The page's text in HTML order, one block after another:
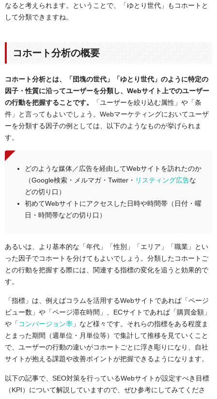
なると考えられます。ということで、「ゆとり世代」もコホートと
して分類できますね。
コホート分析の概要
コホート分析とは、「団塊の世代」「ゆとり世代」のように特定の
因子・性質に沿ってユーザーを分類し、Webサイト上でのユーザー
の行動を把握することです。
「ユーザーを絞り込む属性」や「条
件」と言ってもよいでしょう。Webマーケティングにおいてユーザ
ーを分類する因子の例としては、以下のようなものが挙げられま
す。
どのような媒体／広告を経由してWebサイトを訪れたのか
（Google検索・メルマガ・Twitter・ リスティング広告な
どの切り口）
初めてWebサイトにアクセスした日時や時間帯（日付・曜
日・時間帯などの切り口）
あるいは、より基本的な「年代」「性別」「エリア」「職業」とい
った因子でコホートを分けてもよいでしょう。分類したコホートご
との行動を把握する際には、関連する指標の変化を追うと効果的で
す。
「指標」は、例えばコラムを活用するWebサイトであれば「ページ
ビュー数」や「ページ滞在時間」、ECサイトであれば「購買金額」
や「 コンバージョン率 」など様々です。それらの指標をある程度ま
とまった期間（週単位・月単位等）で集計して推移を見ていくこと
で、ユーザーの行動の違いがコホートごとに浮き彫りになり、自社
サイトが抱える課題や改善ポイントが把握できるようになります。
以下の記事で、SEO対策を行っているWebサイトが設定すべき目標
（KPI）について解説していますので、ぜひ参考にしてみてくださ